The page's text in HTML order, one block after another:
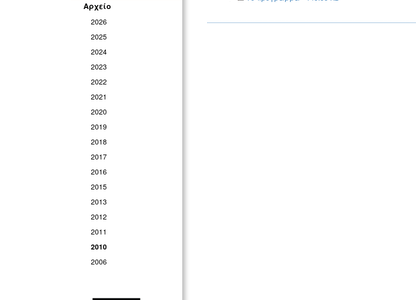
Αρχείο
2026
2025
2024
2023
2022
2021
2020
2019
2018
2017
2016
2015
2013
2012
2011
2010
2006